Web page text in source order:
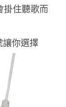
住聽歌而
讓你選擇